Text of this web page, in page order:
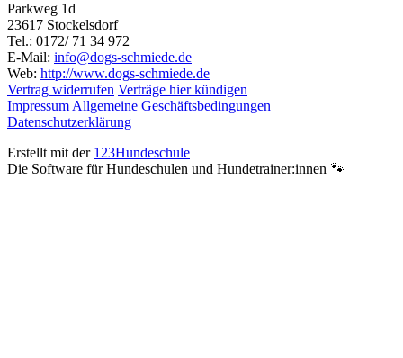
Parkweg 1d
23617 Stockelsdorf
Tel.: 0172/ 71 34 972
E-Mail: info@dogs-schmiede.de
Web: http://www.dogs-schmiede.de
Vertrag widerrufen Verträge hier kündigen
Impressum Allgemeine Geschäftsbedingungen
Datenschutzerklärung
Erstellt mit der 123Hundeschule
Die Software für Hundeschulen und Hundetrainer:innen 🐾